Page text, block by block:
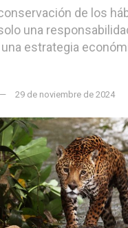
de los
una
estrategia
29 de noviembre de 2024